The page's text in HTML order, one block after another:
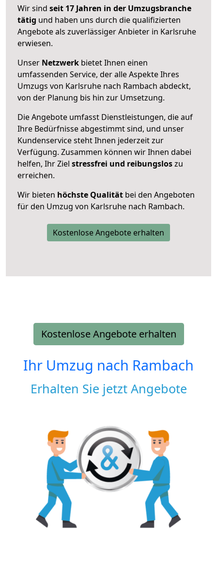
Wir sind seit 17 Jahren in der Umzugsbranche
tätig und haben uns durch die qualifizierten
Angebote als zuverlässiger Anbieter in Karlsruhe
erwiesen.
Unser Netzwerk bietet Ihnen einen
umfassenden Service, der alle Aspekte Ihres
Umzugs von Karlsruhe nach Rambach abdeckt,
von der Planung bis hin zur Umsetzung.
Die Angebote umfasst Dienstleistungen, die auf
Ihre Bedürfnisse abgestimmt sind, und unser
Kundenservice steht Ihnen jederzeit zur
Verfügung. Zusammen können wir Ihnen dabei
helfen, Ihr Ziel stressfrei und reibungsloszu
erreichen.
Wir bieten höchste Qualität bei den Angeboten
für den Umzug von Karlsruhe nach Rambach.
Kostenlose Angebote erhalten
Kostenlose Angebote erhalten
Ihr Umzug nach Rambach
Erhalten Sie jetzt Angebote